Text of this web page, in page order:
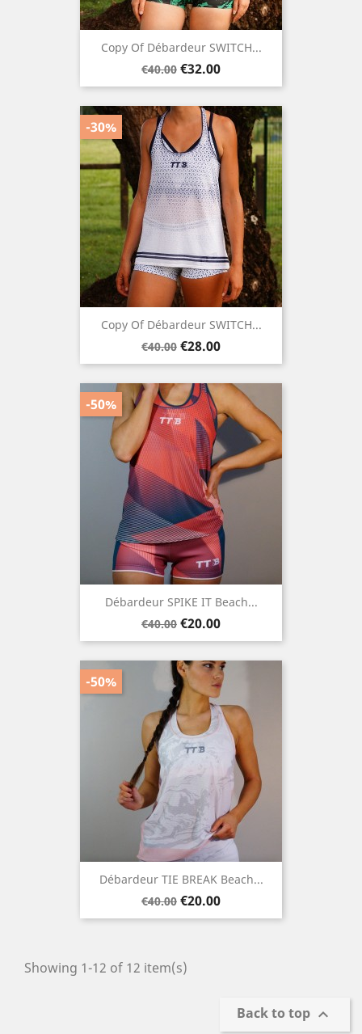
Copy Of Débardeur SWITCH...
Regular
price
€40.00 Price
€32.00
Copy Of Débardeur SWITCH...
Regular
price
€40.00 Price
€28.00
-30%
Débardeur SPIKE IT Beach...
Regular
price
€40.00 Price
€20.00
-50%
Débardeur TIE BREAK Beach...
Regular
price
€40.00 Price
€20.00
-50%
Showing 1-12 of 12 item(s)
Back to top 